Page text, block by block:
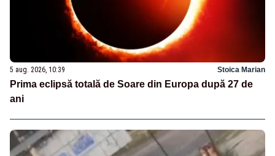
5 aug. 2026, 10:39 Stoica Marian
Prima eclipsă totală de Soare din Europa după 27 de
ani